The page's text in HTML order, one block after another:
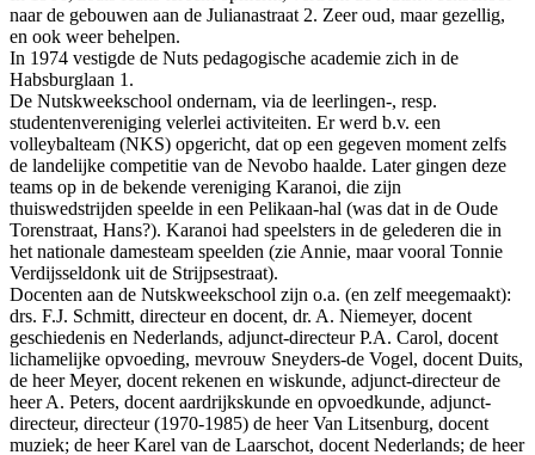
naar de gebouwen aan de Julianastraat 2. Zeer oud, maar gezellig,
en ook weer behelpen.
In 1974 vestigde de Nuts pedagogische academie zich in de
Habsburglaan 1.
De Nutskweekschool ondernam, via de leerlingen-, resp.
studentenvereniging velerlei activiteiten. Er werd b.v. een
volleybalteam (NKS) opgericht, dat op een gegeven moment zelfs
de landelijke competitie van de Nevobo haalde. Later gingen deze
teams op in de bekende vereniging Karanoi, die zijn
thuiswedstrijden speelde in een Pelikaan-hal (was dat in de Oude
Torenstraat, Hans?). Karanoi had speelsters in de gelederen die in
het nationale damesteam speelden (zie Annie, maar vooral Tonnie
Verdijsseldonk uit de Strijpsestraat).
Docenten aan de Nutskweekschool zijn o.a. (en zelf meegemaakt):
drs. F.J. Schmitt, directeur en docent, dr. A. Niemeyer, docent
geschiedenis en Nederlands, adjunct-directeur P.A. Carol, docent
lichamelijke opvoeding, mevrouw Sneyders-de Vogel, docent Duits,
de heer Meyer, docent rekenen en wiskunde, adjunct-directeur de
heer A. Peters, docent aardrijkskunde en opvoedkunde, adjunct-
directeur, directeur (1970-1985) de heer Van Litsenburg, docent
muziek; de heer Karel van de Laarschot, docent Nederlands; de heer